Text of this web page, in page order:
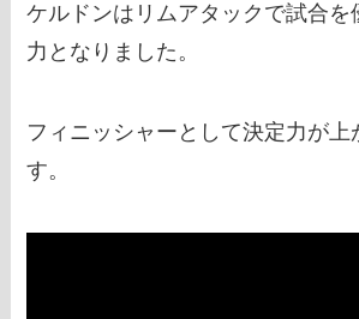
ケルドンはリムアタックで試合を
力となりました。
フィニッシャーとして決定力が上
す。